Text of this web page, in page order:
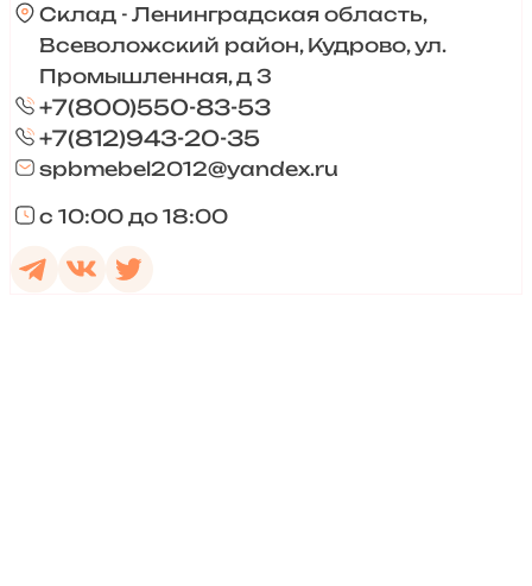
Склад - Ленинградская область,
Всеволожский район, Кудрово, ул.
Промышленная, д 3
+7(800)550-83-53
+7(812)943-20-35
spbmebel2012@yandex.ru
с 10:00 до 18:00